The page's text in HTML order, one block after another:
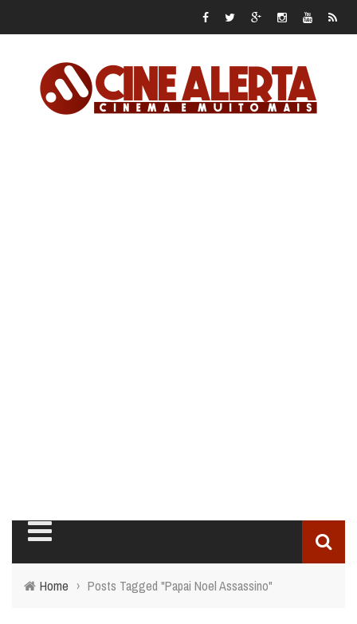
Home › Posts Tagged "Papai Noel Assassino"